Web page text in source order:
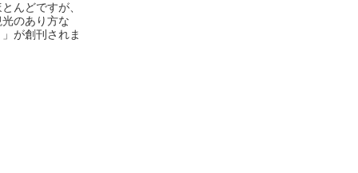
んどですが、
のあり方な
が創刊されま